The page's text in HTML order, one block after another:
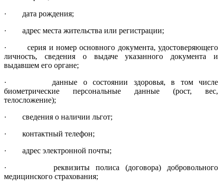
· дата рождения;
· адрес места жительства или регистрации;
· серия и номер основного документа, удостоверяющего
личность, све­дения о выдаче указанного документа и
выдавшем его органе;
· данные о состоянии здоровья, в том числе
биометрические персональ­ные данные (рост, вес,
телосложение);
· сведения о наличии льгот;
· контактный телефон;
· адрес электронной почты;
· реквизиты полиса (договора) добровольного
медицинского страхования;